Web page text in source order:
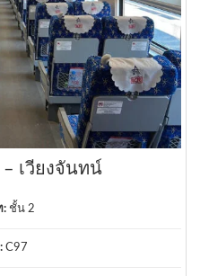
เวียงจันทน์
: ชั้น 2
C97